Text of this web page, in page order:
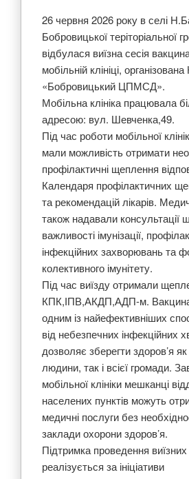
26 червня 2026 року в селі
Бобровицької теріторіальної
відбулася виїзна сесія
мобільній клініці,
«Бобровицький ЦПМСД».
Мобільна клініка працювала
адресою: вул. Шевченка,49.
Під час роботи мобільної
мали можливість отримати
профілактичні щеплення
Календаря профілактичних
та рекомендацій лікарів.
також надавали консультації
важливості імунізації,
інфекційних захворювань та
колективного імунітету.
Під час виїзду отримали
КПК,ІПВ,АКДП,АДП-м.
одним із найефективніших
від небезпечних інфекційних
дозволяє зберегти здоров’я
людини, так і всієї громади.
мобільної клініки мешканці
населених пунктів можуть
медичні послуги без
заклади охорони здоров’я.
Підтримка проведення виїзних
реалізується за ініціативи